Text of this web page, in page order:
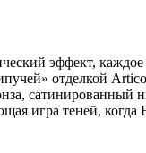
эффект,
отделкой
сатинированный
игра теней, когда